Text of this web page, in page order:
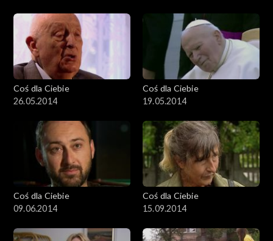
Coś dla Ciebie
26.05.2014
Coś dla Ciebie
19.05.2014
Coś dla Ciebie
09.06.2014
Coś dla Ciebie
15.09.2014